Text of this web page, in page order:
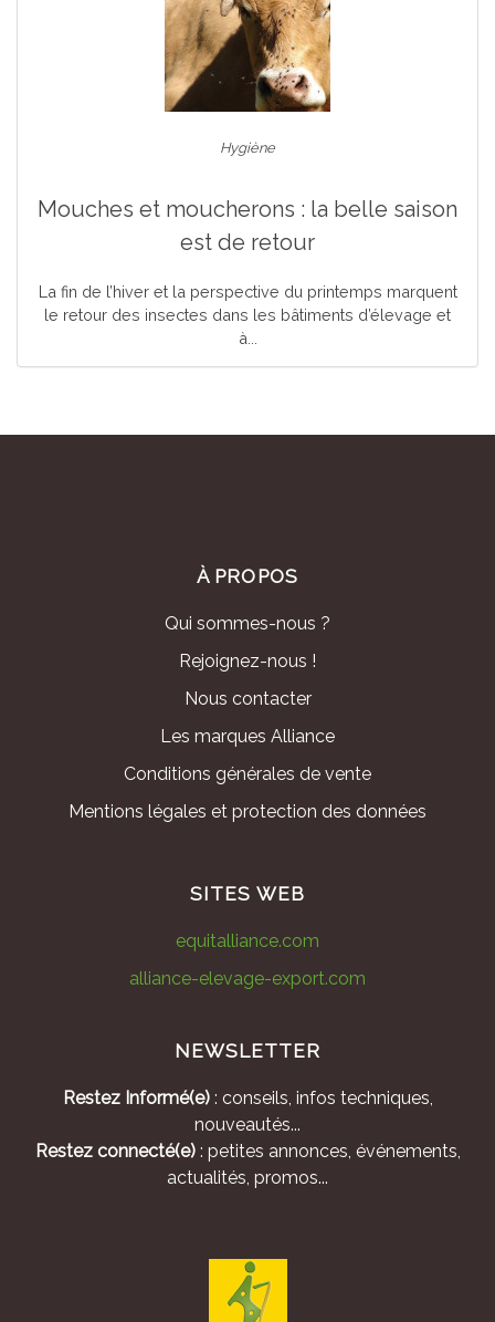
Hygiène
Mouches et moucherons : la belle saison
est de retour
La fin de l’hiver et la perspective du printemps marquent
le retour des insectes dans les bâtiments d’élevage et
à...
À PROPOS
Qui sommes-nous ?
Rejoignez-nous !
Nous contacter
Les marques Alliance
Conditions générales de vente
Mentions légales et protection des données
SITES WEB
equitalliance.com
alliance-elevage-export.com
NEWSLETTER
Restez Informé(e): conseils, infos techniques,
nouveautés...
Restez connecté(e): petites annonces, événements,
actualités, promos...